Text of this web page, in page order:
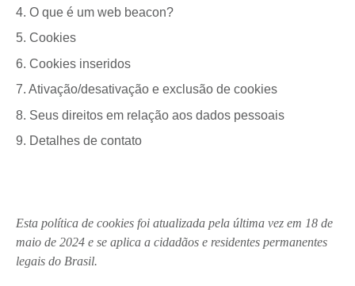
4. O que é um web beacon?
5. Cookies
6. Cookies inseridos
7. Ativação/desativação e exclusão de cookies
8. Seus direitos em relação aos dados pessoais
9. Detalhes de contato
Esta política de cookies foi atualizada pela última vez em 18 de
maio de 2024 e se aplica a cidadãos e residentes permanentes
legais do Brasil.